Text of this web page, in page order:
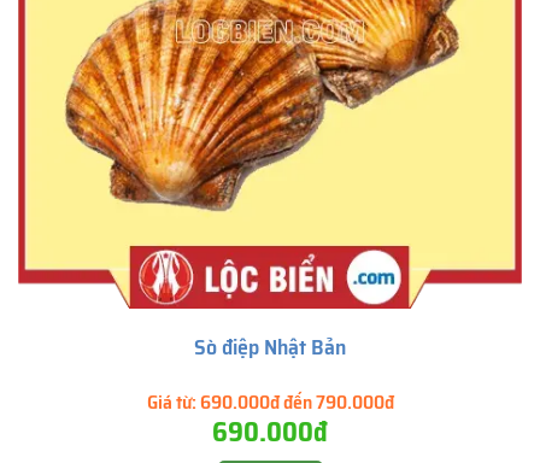
Sò điệp Nhật Bản
Giá từ:690.000đ đến 790.000đ
690.000đ